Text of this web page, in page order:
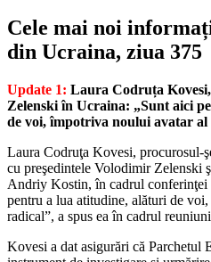
Cele mai noi
din Ucraina, ziua 375
Update 1: Laura Codruța
Zelenski în Ucraina: „Sunt aici
de voi, împotriva noului avatar
Laura Codruţa Kovesi, procurosul-
cu preşedintele Volodimir Zelenski
Andriy Kostin, în cadrul conferinţei
pentru a lua atitudine, alături de
radical”, a spus ea în cadrul
Kovesi a dat asigurări că Parchetul